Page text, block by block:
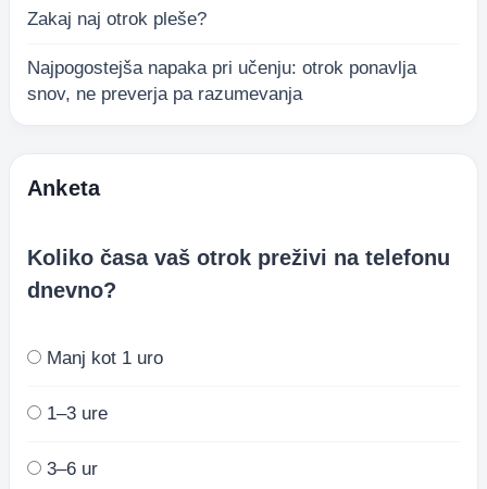
Zakaj naj otrok pleše?
Najpogostejša napaka pri učenju: otrok ponavlja
snov, ne preverja pa razumevanja
Anketa
Koliko časa vaš otrok preživi na telefonu
dnevno?
Manj kot 1 uro
1–3 ure
3–6 ur